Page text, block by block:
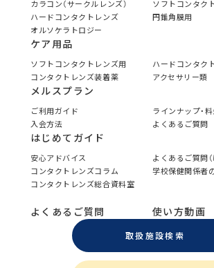
カラコン（サークルレンズ）
ソフトコンタク
ハードコンタクトレンズ
円錐角膜用
オルソケラトロジー
ケア用品
ソフトコンタクトレンズ用
ハードコンタク
コンタクトレンズ装着薬
アクセサリー類
メルスプラン
ご利用ガイド
ラインナップ・
入会方法
よくあるご質問
はじめてガイド
安心アドバイス
よくあるご質問
コンタクトレンズコラム
学校保健関係者
コンタクトレンズ総合資料室
よくあるご質問 使い方動画
取扱施設検索